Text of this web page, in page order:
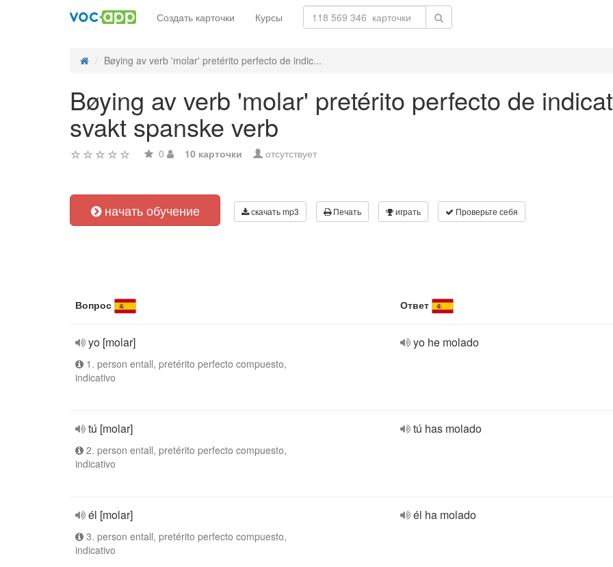
Создать карточки Курсы
Bøying av verb 'molar' pretérito perfecto de indic...
Bøying av verb 'molar' pretérito perfecto de
svakt spanske verb
0 10 карточки отсутствует
начать обучение скачать mp3 Печать играть Проверьте себя
Вопрос Ответ
yo [molar]
1. person entall, pretérito perfecto compuesto,
indicativo
yo he molado
tú [molar]
2. person entall, pretérito perfecto compuesto,
indicativo
tú has molado
él [molar]
3. person entall, pretérito perfecto compuesto,
indicativo
él ha molado